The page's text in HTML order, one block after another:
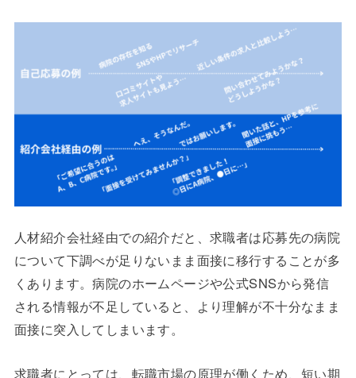
人材紹介会社経由での紹介だと、求職者は応募先の病院
について下調べが足りないまま面接に移行することが多
くあります。病院のホームページや公式SNSから発信
される情報が不足していると、より理解が不十分なまま
面接に突入してしまいます。
求職者にとっては、転職市場の原理が働くため、短い期